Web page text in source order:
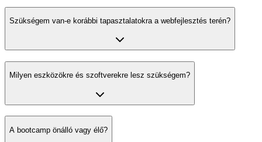
Szükségem van-e korábbi tapasztalatokra a webfejlesztés terén?
Milyen eszközökre és szoftverekre lesz szükségem?
A bootcamp önálló vagy élő?